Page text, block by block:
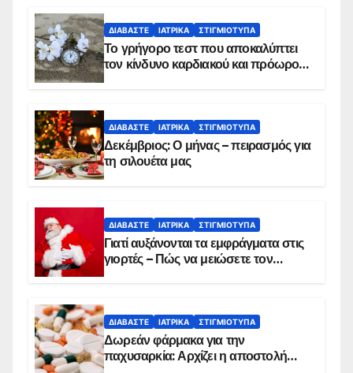
ΔΙΑΒΆΣΤΕ ΙΑΤΡΙΚΆ ΣΤΙΓΜΙΌΤΥΠΑ
Το γρήγορο τεστ που αποκαλύπτει
τον κίνδυνο καρδιακού και πρόωρου
ΔΙΑΒΆΣΤΕ ΙΑΤΡΙΚΆ ΣΤΙΓΜΙΌΤΥΠΑ
Δεκέμβριος: Ο μήνας – πειρασμός για
τη σιλουέτα μας
ΔΙΑΒΆΣΤΕ ΙΑΤΡΙΚΆ ΣΤΙΓΜΙΌΤΥΠΑ
Γιατί αυξάνονται τα εμφράγματα στις
γιορτές – Πώς να μειώσετε τον
ΔΙΑΒΆΣΤΕ ΙΑΤΡΙΚΆ ΣΤΙΓΜΙΌΤΥΠΑ
Δωρεάν φάρμακα για την
παχυσαρκία: Αρχίζει η αποστολή